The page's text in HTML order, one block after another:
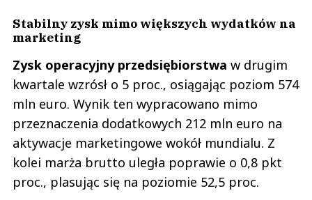
Stabilny zysk mimo większych wydatków na
marketing
Zysk operacyjny przedsiębiorstwa w drugim
kwartale wzrósł o 5 proc., osiągając poziom 574
mln euro. Wynik ten wypracowano mimo
przeznaczenia dodatkowych 212 mln euro na
aktywacje marketingowe wokół mundialu. Z
kolei marża brutto uległa poprawie o 0,8 pkt
proc., plasując się na poziomie 52,5 proc.